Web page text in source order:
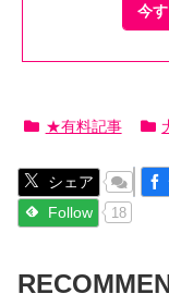
今
★有料記事
シェア
Follow 18